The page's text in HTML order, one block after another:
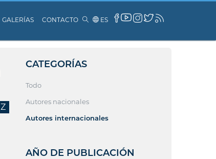
GALERÍAS CONTACTO ES
Z
CATEGORÍAS
Todo
Autores nacionales
Autores internacionales
AÑO DE PUBLICACIÓN